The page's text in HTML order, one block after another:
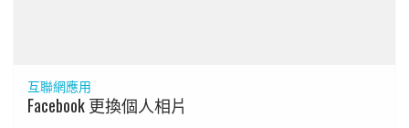
互聯網應用
Facebook 更換個人相片